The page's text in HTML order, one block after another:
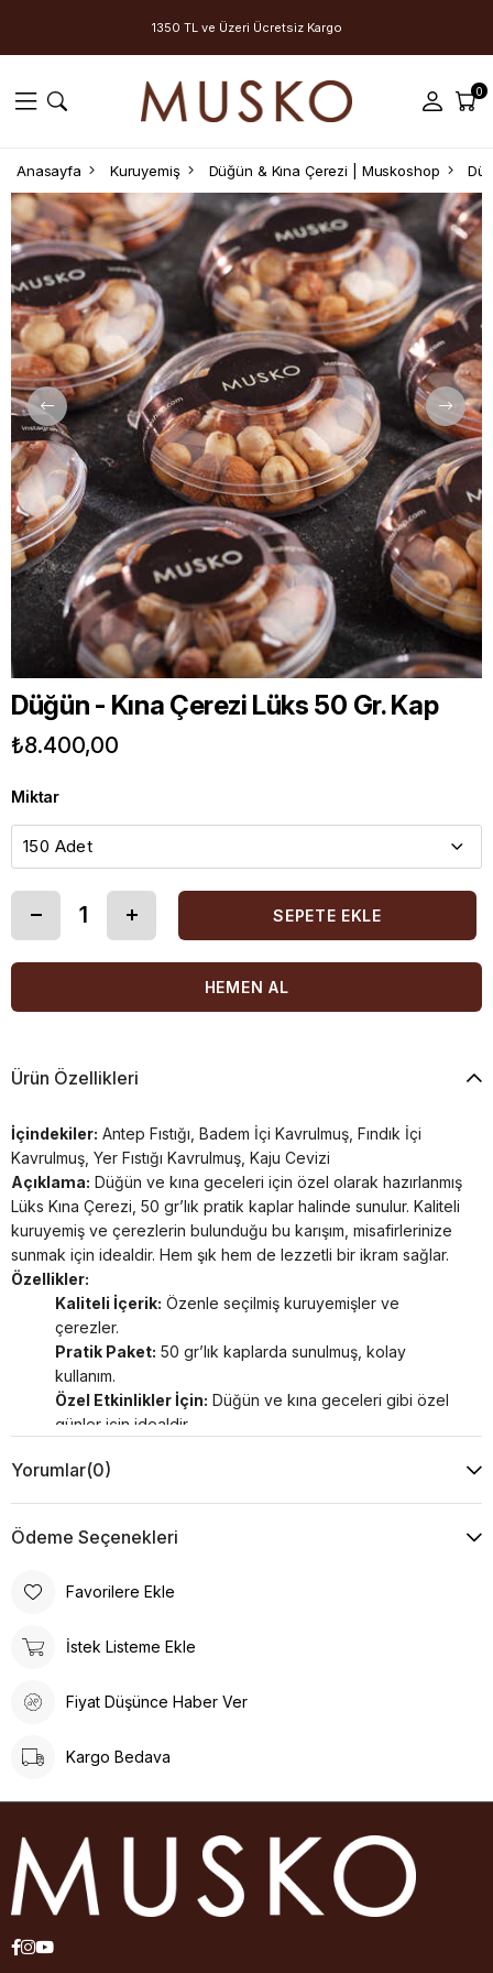
1350 TL ve Üzeri Ücretsiz Kargo
0
Anasayfa Kuruyemiş Düğün & Kına Çerezi | Muskoshop
Düğün - Kına Çerezi Lüks 50 Gr. Kap
₺8.400,00
Miktar
Ürün Özellikleri
İçindekiler: Antep Fıstığı, Badem İçi Kavrulmuş, Fındık İçi
Kavrulmuş, Yer Fıstığı Kavrulmuş, Kaju Cevizi
Açıklama: Düğün ve kına geceleri için özel olarak hazırlanmış
Lüks Kına Çerezi, 50 gr’lık pratik kaplar halinde sunulur. Kaliteli
kuruyemiş ve çerezlerin bulunduğu bu karışım, misafirlerinize
sunmak için idealdir. Hem şık hem de lezzetli bir ikram sağlar.
Özellikler:
Kaliteli İçerik: Özenle seçilmiş kuruyemişler ve
çerezler.
Pratik Paket: 50 gr’lık kaplarda sunulmuş, kolay
kullanım.
Özel Etkinlikler İçin: Düğün ve kına geceleri gibi özel
günler için idealdir.
pratik hem de şık bir sunum arayanlar için mükemmeldir.
*Sert kabuklu meyveler ve bunların ürünleri alerjen besin
Yorumlar(0)
Ödeme Seçenekleri
Favorilere Ekle
İstek Listeme Ekle
Fiyat Düşünce Haber Ver
Kargo Bedava